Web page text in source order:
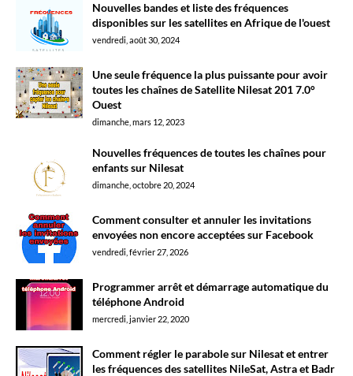
Nouvelles bandes et liste des fréquences
disponibles sur les satellites en Afrique de l'ouest
vendredi, août 30, 2024
Une seule fréquence la plus puissante pour avoir
toutes les chaînes de Satellite Nilesat 201 7.0°
Ouest
dimanche, mars 12, 2023
Nouvelles fréquences de toutes les chaînes pour
enfants sur Nilesat
dimanche, octobre 20, 2024
Comment consulter et annuler les invitations
envoyées non encore acceptées sur Facebook
vendredi, février 27, 2026
Programmer arrêt et démarrage automatique du
téléphone Android
mercredi, janvier 22, 2020
Comment régler le parabole sur Nilesat et entrer
les fréquences des satellites NileSat, Astra et Badr